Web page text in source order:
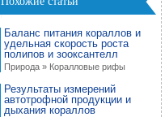
Баланс питания кораллов и
удельная скорость роста
полипов и зооксантелл
Природа » Коралловые рифы
Результаты измерений
автотрофной продукции и
дыхания кораллов